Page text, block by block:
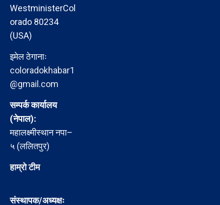
WestministerCol
orado 80234
(USA)
इमेल ठेगानाः
coloradokhabar1
@gmail.com
सम्पर्क कार्यालय
(नेपाल):
महालक्ष्मीस्थान नपा–
५ (ललितपुर)
हाम्रो टीम
संस्थापक/अध्यक्षः